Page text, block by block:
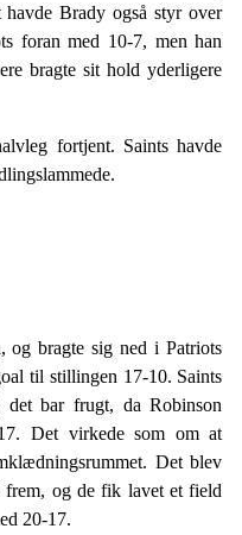
Brady også styr over
foran med 10-7, men han
bragte sit hold yderligere
fortjent. Saints havde
og bragte sig ned i Patriots
til stillingen 17-10. Saints
bar frugt, da Robinson
Det virkede som om at
Det blev
frem, og de fik lavet et field
20-17.